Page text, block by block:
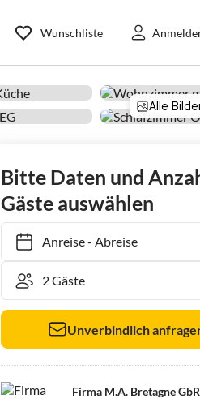
Wunschliste
Alle
Bitte Daten und
Gäste auswählen
Anreise- Abreise
Unverbindlich
Firma M.A. Bretagne